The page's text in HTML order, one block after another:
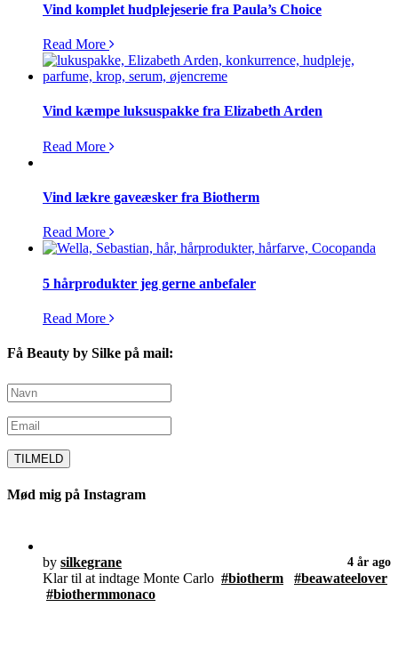
Vind komplet hudplejeserie fra Paula’s Choice
Read More
Vind kæmpe luksuspakke fra Elizabeth Arden
Read More
Vind lækre gaveæsker fra Biotherm
Read More
5 hårprodukter jeg gerne anbefaler
Read More
Få Beauty by Silke på mail:
Mød mig på Instagram
by silkegrane 4 år ago
Klar til at indtage Monte Carlo #biotherm
#beawateelover
#biothermmonaco